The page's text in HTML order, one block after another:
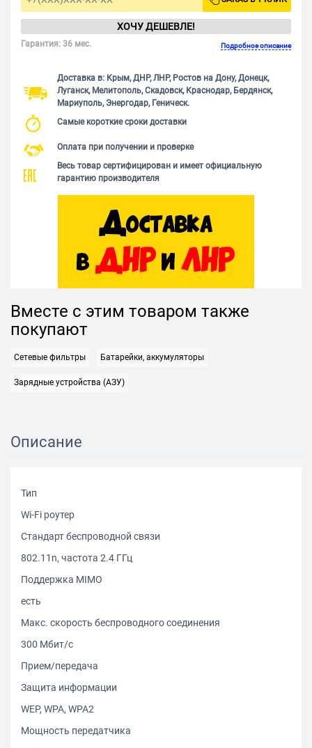
ХОЧУ ДЕШЕВЛЕ!
Гарантия: 36 мес. Подробное описание
Доставка в: Крым, ДНР, ЛНР, Ростов на Дону, Донецк,
Луганск, Мелитополь, Скадовск, Краснодар, Бердянск,
Мариуполь, Энергодар, Геническ.
Самые короткие сроки доставки
Оплата при получении и проверке
Весь товар сертифицирован и имеет официальную
гарантию производителя
Вместе с этим товаром также
покупают
Сетевые фильтры Батарейки, аккумуляторы
Зарядные устройства (АЗУ)
Описание
Тип
Wi-Fi роутер
Стандарт беспроводной связи
802.11n, частота 2.4 ГГц
Поддержка MIMO
есть
Макс. скорость беспроводного соединения
300 Мбит/с
Прием/передача
Защита информации
WEP, WPA, WPA2
Мощность передатчика